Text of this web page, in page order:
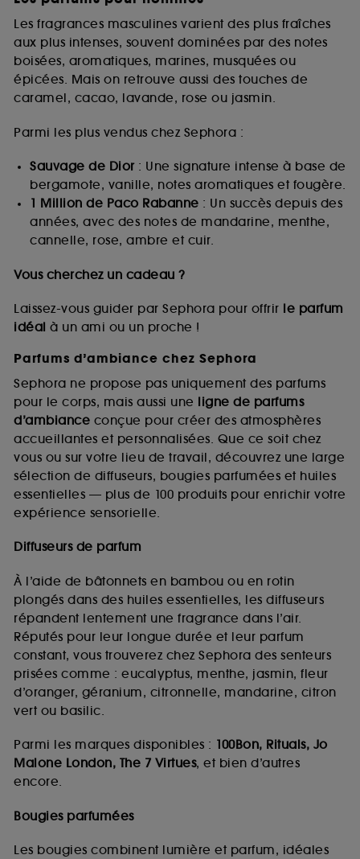
Les fragrances masculines varient des plus fraîches
aux plus intenses, souvent dominées par des notes
boisées, aromatiques, marines, musquées ou
épicées. Mais on retrouve aussi des touches de
caramel, cacao, lavande, rose ou jasmin.
Parmi les plus vendus chez Sephora :
Sauvage de Dior: Une signature intense à base de
bergamote, vanille, notes aromatiques et fougère.
1 Million de Paco Rabanne : Un succès depuis des
années, avec des notes de mandarine, menthe,
cannelle, rose, ambre et cuir.
Vous cherchez un cadeau ?
Laissez-vous guider par Sephora pour offrir le parfum
idéal à un ami ou un proche !
Parfums d’ambiance chez Sephora
Sephora ne propose pas uniquement des parfums
pour le corps, mais aussi une ligne de parfums
d’ambiance conçue pour créer des atmosphères
accueillantes et personnalisées. Que ce soit chez
vous ou sur votre lieu de travail, découvrez une large
sélection de diffuseurs, bougies parfumées et huiles
essentielles — plus de 100 produits pour enrichir votre
expérience sensorielle.
Diffuseurs de parfum
À l’aide de bâtonnets en bambou ou en rotin
plongés dans des huiles essentielles, les diffuseurs
répandent lentement une fragrance dans l’air.
Réputés pour leur longue durée et leur parfum
constant, vous trouverez chez Sephora des senteurs
prisées comme : eucalyptus, menthe, jasmin, fleur
d’oranger, géranium, citronnelle, mandarine, citron
vert ou basilic.
Parmi les marques disponibles : 100Bon, Rituals, Jo
Malone London, The 7 Virtues, et bien d’autres
encore.
Bougies parfumées
Les bougies combinent lumière et parfum, idéales